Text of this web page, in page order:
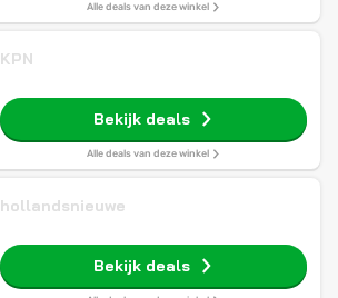
Alle deals van deze winkel
KPN
Bekijk deals
Alle deals van deze winkel
hollandsnieuwe
Bekijk deals